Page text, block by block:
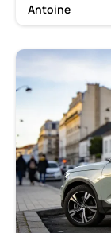
Antoine